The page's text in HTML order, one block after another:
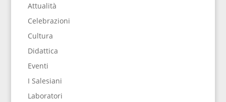
Attualità
Celebrazioni
Cultura
Didattica
Eventi
I Salesiani
Laboratori